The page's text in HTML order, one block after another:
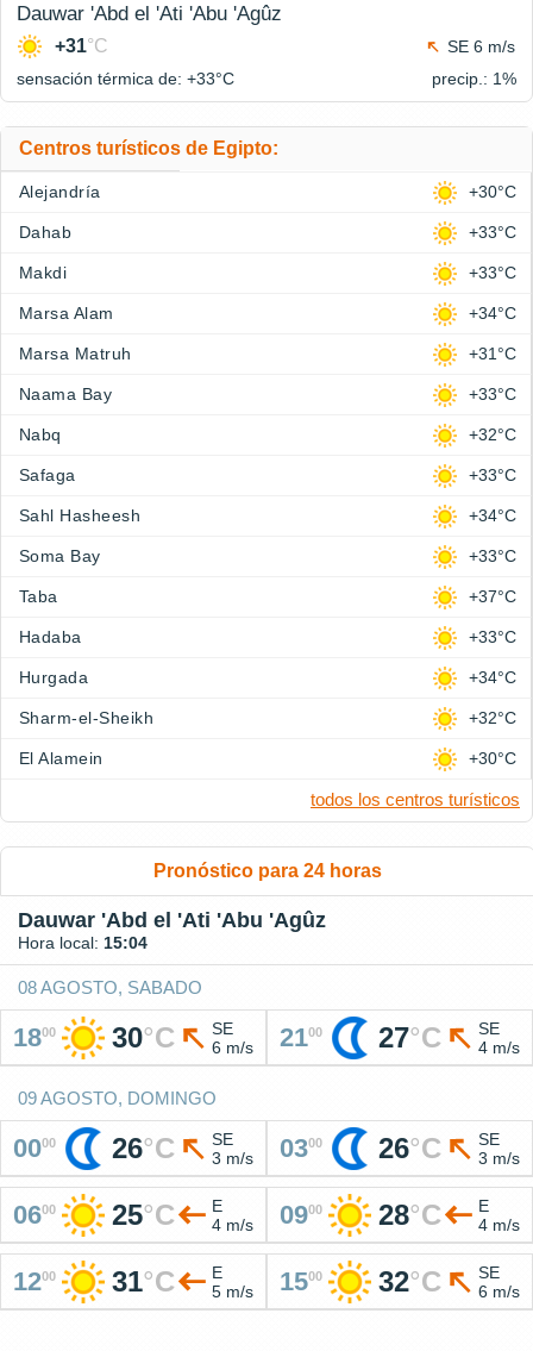
Dauwar 'Abd el 'Ati 'Abu 'Agûz
+31°C
SE 6 m/s
sensación térmica de: +33°C precip.: 1%
Centros turísticos de Egipto:
Alejandría +30°C
Dahab +33°C
Makdi +33°C
Marsa Alam +34°C
Marsa Matruh +31°C
Naama Bay +33°C
Nabq +32°C
Safaga +33°C
Sahl Hasheesh +34°C
Soma Bay +33°C
Taba +37°C
Hadaba +33°C
Hurgada +34°C
Sharm-el-Sheikh +32°C
El Alamein +30°C
todos los centros turísticos
Pronóstico para 24 horas
Dauwar 'Abd el 'Ati 'Abu 'Agûz
Hora local: 15:04
08 AGOSTO, SABADO
1800 30°C
SE
6 m/s
2100 27°C
SE
4 m/s
09 AGOSTO, DOMINGO
0000 26°C
SE
3 m/s
0300 26°C
SE
3 m/s
0600 25°C
E
4 m/s
0900 28°C
E
4 m/s
1200 31°C
E
5 m/s
1500 32°C
SE
6 m/s